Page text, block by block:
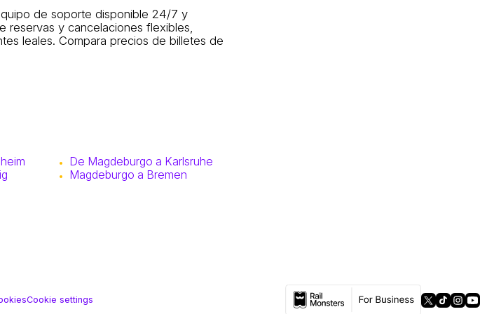
de soporte disponible 24/7 y
reservas y cancelaciones flexibles,
leales. Compara precios de billetes de
De Magdeburgo a Karlsruhe
Magdeburgo a Bremen
Cookie settings